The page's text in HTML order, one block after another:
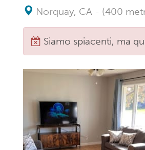
Norquay, CA - (400
Siamo spiacenti, ma